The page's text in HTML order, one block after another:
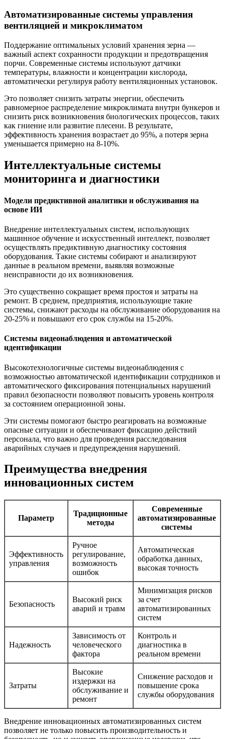
Автоматизированные системы управления
вентиляцией и микроклиматом
Поддержание оптимальных условий хранения зерна —
важный аспект сохранности продукции и предотвращения
порчи. Современные системы используют датчики
температуры, влажности и концентрации кислорода,
автоматически регулируя работу вентиляционных установок.
Это позволяет снизить затраты энергии, обеспечить
равномерное распределение микроклимата внутри бункеров и
снизить риск возникновения биологических процессов, таких
как гниение или развитие плесени. В результате,
эффективность хранения возрастает до 95%, а потеря зерна
уменьшается примерно на 8-10%.
Интеллектуальные системы
мониторинга и диагностики
Модели предиктивной аналитики и обслуживания на
основе ИИ
Внедрение интеллектуальных систем, использующих
машинное обучение и искусственный интеллект, позволяет
осуществлять предиктивную диагностику состояния
оборудования. Такие системы собирают и анализируют
данные в реальном времени, выявляя возможные
неисправности до их возникновения.
Это существенно сокращает время простоя и затраты на
ремонт. В среднем, предприятия, использующие такие
системы, снижают расходы на обслуживание оборудования на
20-25% и повышают его срок службы на 15-20%.
Системы видеонаблюдения и автоматической
идентификации
Высокотехнологичные системы видеонаблюдения с
возможностью автоматической идентификации сотрудников и
автоматического фиксирования потенциальных нарушений
правил безопасности позволяют повысить уровень контроля
за состоянием операционной зоны.
Эти системы помогают быстро реагировать на возможные
опасные ситуации и обеспечивают фиксацию действий
персонала, что важно для проведения расследования
аварийных случаев и предупреждения нарушений.
Преимущества внедрения
инновационных систем
Параметр
Традиционные
методы
Современные
автоматизированные
системы
Эффективность
управления
Ручное
регулирование,
возможность
ошибок
Автоматическая
обработка данных,
высокая точность
Безопасность
Высокий риск
аварий и травм
Минимизация рисков
за счет
автоматизированных
систем
Надежность
Зависимость от
человеческого
фактора
Контроль и
диагностика в
реальном времени
Затраты
Высокие
издержки на
обслуживание и
ремонт
Снижение расходов и
повышение срока
службы оборудования
Внедрение инновационных автоматизированных систем
позволяет не только повысить производительность и